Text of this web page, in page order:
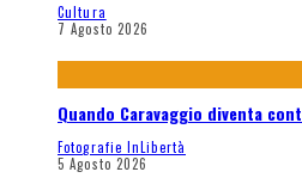
Cultura
7 Agosto 2026
Quando Caravaggio diventa
Fotografie InLibertà
5 Agosto 2026